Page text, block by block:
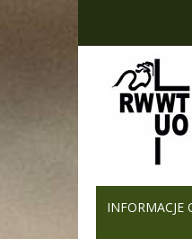
INFORMACJE